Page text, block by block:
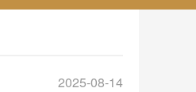
2025-08-14